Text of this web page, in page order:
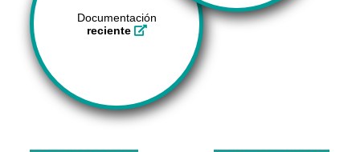
Documentación
reciente